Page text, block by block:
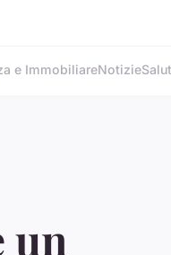
e ImmobiliareNotizie
un